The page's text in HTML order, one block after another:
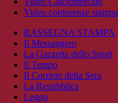
Video conferenze stampa
RASSEGNA STAMPA
Il Messaggero
La Gazzetta dello Sport
Il Tempo
Il Corriere della Sera
La Repubblica
Leggo